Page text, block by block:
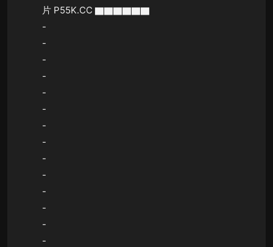
片 P55K.CC ▇▇▇▇▇▇
-
-
-
-
-
-
-
-
-
-
-
-
-
-